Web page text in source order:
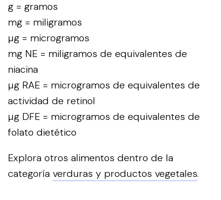
g = gramos
mg = miligramos
µg = microgramos
mg NE = miligramos de equivalentes de
niacina
µg RAE = microgramos de equivalentes de
actividad de retinol
µg DFE = microgramos de equivalentes de
folato dietético
Explora otros alimentos dentro de la
categoría verduras y productos vegetales.